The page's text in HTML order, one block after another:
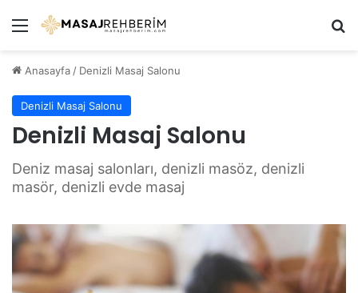
Menü
Anasayfa / Denizli Masaj Salonu
Denizli Masaj Salonu
Denizli Masaj Salonu
Deniz masaj salonları, denizli masöz, denizli
masör, denizli evde masaj